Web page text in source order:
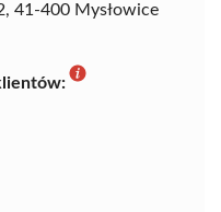
41-400 Mysłowice